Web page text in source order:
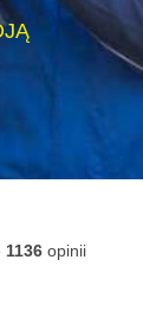
1136 opinii